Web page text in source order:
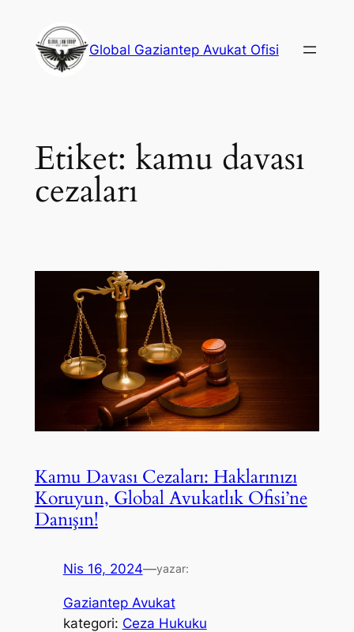
Global Gaziantep Avukat Ofisi
Etiket: kamu davası
cezaları
Kamu Davası Cezaları: Haklarınızı
Koruyun, Global Avukatlık Ofisi’ne
Danışın!
Nis 16, 2024—yazar:
Gaziantep Avukat
kategori: Ceza Hukuku